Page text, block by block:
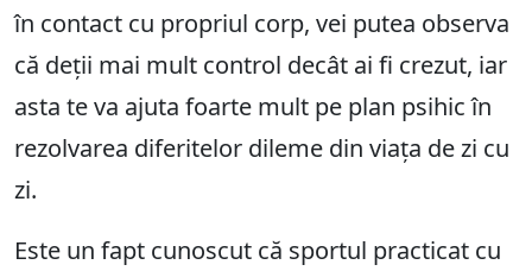
în contact cu propriul corp, vei putea observa
că deții mai mult control decât ai fi crezut, iar
asta te va ajuta foarte mult pe plan psihic în
rezolvarea diferitelor dileme din viața de zi cu
zi.
Este un fapt cunoscut că sportul practicat cu